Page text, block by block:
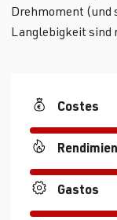
Drehmoment (und
Langlebigkeit sind
Costes
Gastos